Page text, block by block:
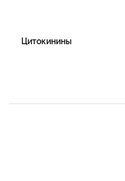
Цитокинины